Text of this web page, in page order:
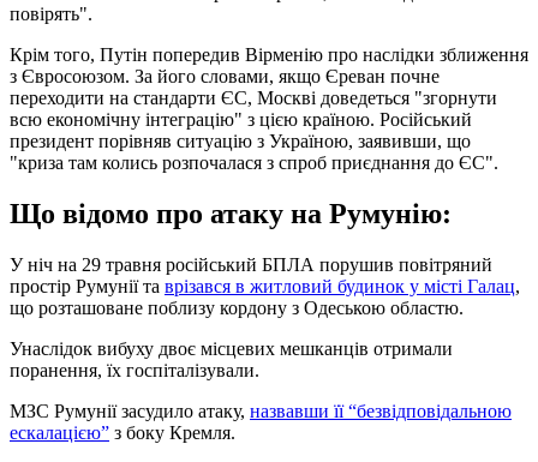
повірять".
Крім того, Путін попередив Вірменію про наслідки зближення
з Євросоюзом. За його словами, якщо Єреван почне
переходити на стандарти ЄС, Москві доведеться "згорнути
всю економічну інтеграцію" з цією країною. Російський
президент порівняв ситуацію з Україною, заявивши, що
"криза там колись розпочалася з спроб приєднання до ЄС".
Що відомо про атаку на Румунію:
У ніч на 29 травня російський БПЛА порушив повітряний
простір Румунії та врізався в житловий будинок у місті Галац,
що розташоване поблизу кордону з Одеською областю.
Унаслідок вибуху двоє місцевих мешканців отримали
поранення, їх госпіталізували.
МЗС Румунії засудило атаку, назвавши її “безвідповідальною
ескалацією” з боку Кремля.